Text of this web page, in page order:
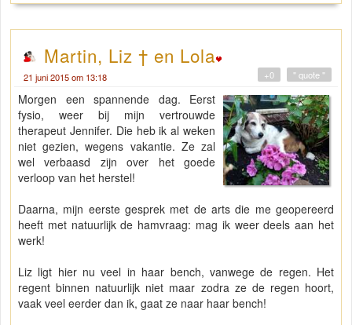
Martin, Liz † en Lola
21 juni 2015 om 13:18 " quote "
+0
Morgen een spannende dag. Eerst
fysio, weer bij mijn vertrouwde
therapeut Jennifer. Die heb ik al weken
niet gezien, wegens vakantie. Ze zal
wel verbaasd zijn over het goede
verloop van het herstel!
Daarna, mijn eerste gesprek met de arts die me geopereerd
heeft met natuurlijk de hamvraag: mag ik weer deels aan het
werk!
Liz ligt hier nu veel in haar bench, vanwege de regen. Het
regent binnen natuurlijk niet maar zodra ze de regen hoort,
vaak veel eerder dan ik, gaat ze naar haar bench!